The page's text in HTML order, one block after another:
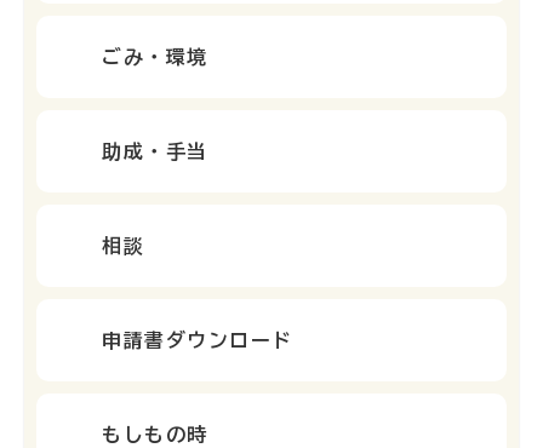
ごみ・環境
助成・手当
相談
申請書ダウンロード
もしもの時